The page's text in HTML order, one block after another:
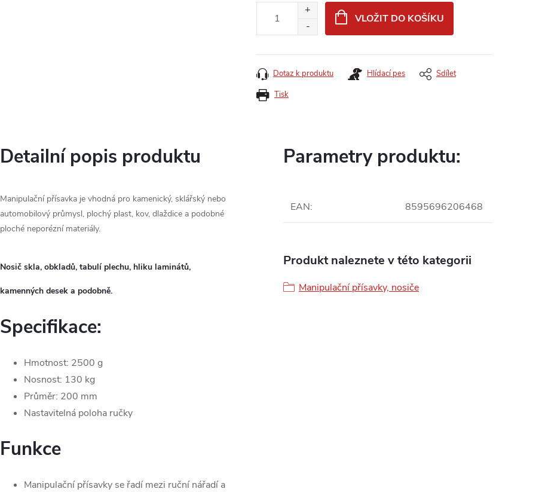
VLOŽIT DO KOŠÍKU
Tisk
Dotaz k produktu Hlídací pes Sdílet
Detailní popis produktu
Manipulační přísavka je vhodná pro kamenický, sklářský nebo
automobilový průmysl, plochý plast, kov, dlaždice a podobné
ploché neporézní materiály.
Nosič skla, obkladů, tabulí plechu, hliku laminátů,
kamenných desek a podobně.
Specifikace:
Hmotnost: 2500 g
Nosnost: 130 kg
Průměr: 200 mm
Nastavitelná poloha ručky
Funkce
Manipulační přísavky se řadí mezi ruční nářadí a
Parametry produktu:
EAN: 8595696206468
Produkt naleznete v této kategorii
Manipulační přísavky, nosiče